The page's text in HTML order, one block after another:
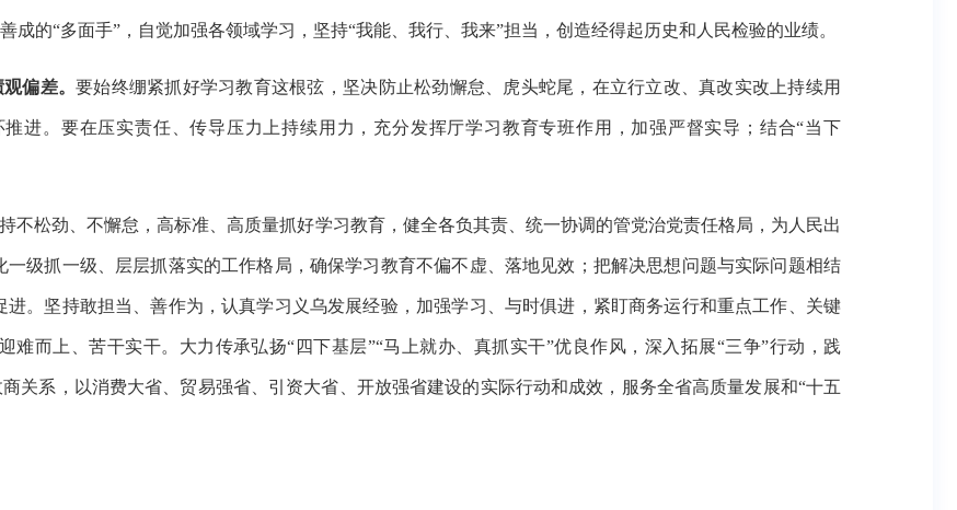
成的“多面手”，自觉加强各领域学习，坚持“我能、我行、我来”担当，创造经得起历史和人民检验的业绩。
观偏差。要始终绷紧抓好学习教育这根弦，坚决防止松劲懈怠、虎头蛇尾，在立行立改、真改实改上持续用
进。要在压实责任、传导压力上持续用力，充分发挥厅学习教育专班作用，加强严督实导；结合“当下
不松劲、不懈怠，高标准、高质量抓好学习教育，健全各负其责、统一协调的管党治党责任格局，为人民出
级抓一级、层层抓落实的工作格局，确保学习教育不偏不虚、落地见效；把解决思想问题与实际问题相结
。坚持敢担当、善作为，认真学习义乌发展经验，加强学习、与时俱进，紧盯商务运行和重点工作、关键
难而上、苦干实干。大力传承弘扬“四下基层”“马上就办、真抓实干”优良作风，深入拓展“三争”行动，践
关系，以消费大省、贸易强省、引资大省、开放强省建设的实际行动和成效，服务全省高质量发展和“十五